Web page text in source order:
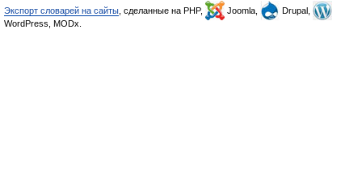
Экспорт словарей на сайты , сделанные на PHP, Joomla,
Drupal,
WordPress, MODx.